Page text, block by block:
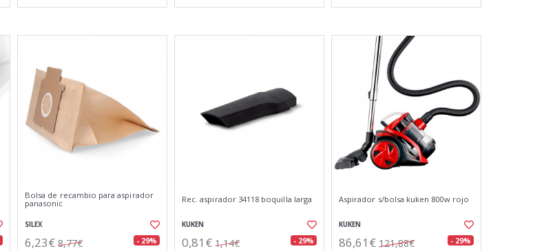
Bolsa de recambio para aspirador
panasonic
SILEX
6,23€ 8,77€ - 29%
Rec. aspirador 34118 boquilla larga
KUKEN
0,81€ 1,14€ - 29%
Aspirador s/bolsa kuken 800w rojo
KUKEN
86,61€ 121,88€ - 29%